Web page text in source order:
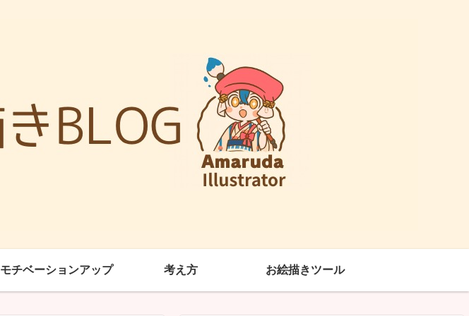
モチベーションアップ 考え方 お絵描きツール